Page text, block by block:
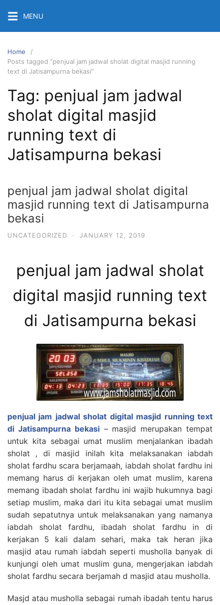
content
MENU
Home
Posts tagged “penjual jam jadwal sholat digital masjid running
text di Jatisampurna bekasi”
Tag: penjual jam jadwal
sholat digital masjid
running text di
Jatisampurna bekasi
penjual jam jadwal sholat digital
masjid running text di Jatisampurna
bekasi
UNCATEGORIZED · JANUARY 12, 2019
penjual jam jadwal sholat
digital masjid running text
di Jatisampurna bekasi
penjual jam jadwal sholat digital masjid running text
di Jatisampurna bekasi – masjid merupakan tempat
untuk kita sebagai umat muslim menjalankan ibadah
sholat , di masjid inilah kita melaksanakan iabdah
sholat fardhu scara berjamaah, iabdah sholat fardhu ini
memang harus di kerjakan oleh umat muslim, karena
memang ibadah sholat fardhu ini wajib hukumnya bagi
setiap muslim, maka dari itu kita sebagai umat muslim
sudah sepatutnya untuk melaksanakan yang namanya
iabdah sholat fardhu, ibadah sholat fardhu in di
kerjakan 5 kali dalam sehari, maka tak heran jika
masjid atau rumah iabdah seperti musholla banyak di
kunjungi oleh umat muslim guna, mengerjakan iabdah
sholat fardhu secara berjamah d masjid atau musholla.
Masjd atau musholla sebagai rumah ibadah tentu harus